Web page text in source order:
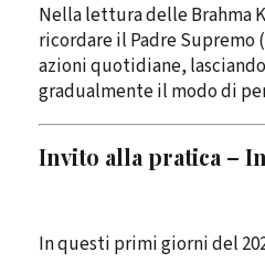
Nella lettura delle Brahma
ricordare il Padre Supremo
azioni quotidiane,
gradualmente il modo di
Invito alla pratica –
In questi primi giorni del